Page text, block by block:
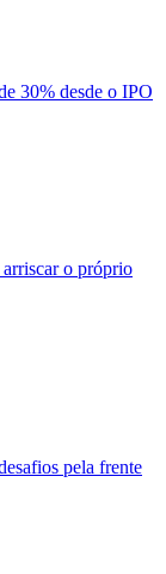
30% desde o IPO
o próprio
pela frente